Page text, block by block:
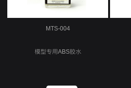
MTS-004
模型专用ABS胶水